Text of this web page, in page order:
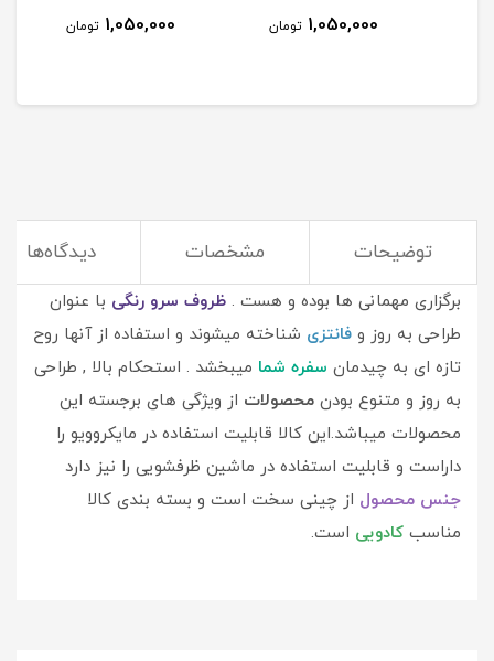
1,050,000 تومان 1,050,000 تومان
توضیحات مشخصات دیدگاه‌ها
از قدیم نوع چیدمان و نحوه پذیرایی پای ثابت دغدغه های
برگزاری مهمانی ها بوده و هست . ظروف سرو رنگی با عنوان
طراحی به روز و فانتزی شناخته میشوند و استفاده از آنها روح
تازه ای به چیدمان سفره شما میبخشد . استحکام بالا , طراحی
به روز و متنوع بودن محصولات از ویژگی های برجسته این
محصولات میباشد.این کالا قابلیت استفاده در مایکروویو را
داراست و قابلیت استفاده در ماشین ظرفشویی را نیز دارد
جنس محصول از چینی سخت است و بسته بندی کالا
مناسب کادویی است.